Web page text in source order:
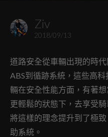
Ziv
2018/09/13
道路安全從車輛出現的時
ABS到循跡系統，這些高
輛在安全性能方面，有著
更輕鬆的狀態下，去享受
將這樣的理念提升到了極
助系統。